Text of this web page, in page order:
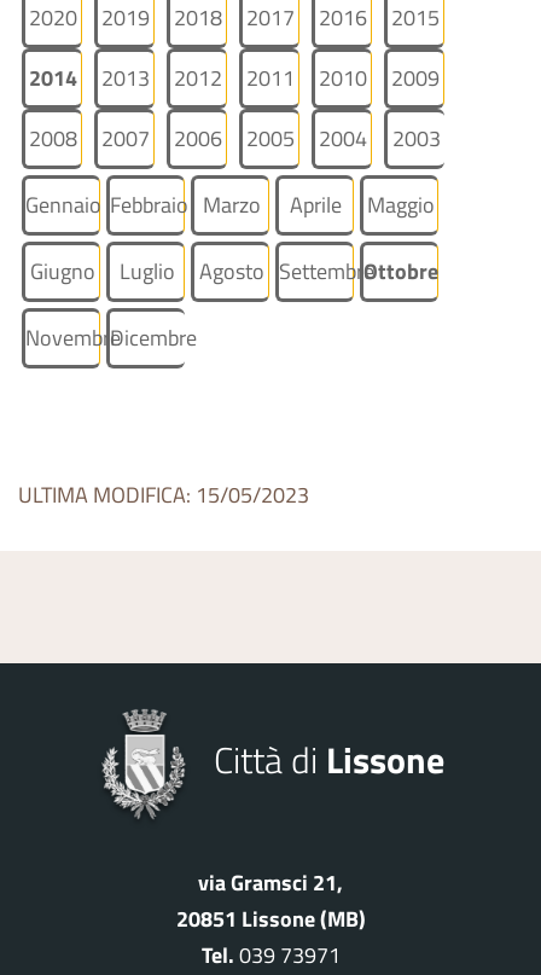
2020
2019 2018 2017 2016
2015
2014
2013 2012 2011 2010
2009
2008
2007 2006 2005 2004 2003
Gennaio Febbraio Marzo Aprile Maggio
Giugno Luglio Agosto SettembreOttobre
NovembreDicembre
ULTIMA MODIFICA: 15/05/2023
Città di Lissone
via Gramsci 21,
20851 Lissone (MB)
Tel.039 73971